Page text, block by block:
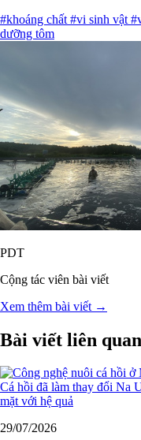
#khoáng chất #vi sinh vật
dưỡng tôm
PDT
Cộng tác viên bài viết
Xem thêm bài viết →
Bài viết liên quan
Cá hồi đã làm thay đổi Na
mặt với hệ quả
29/07/2026